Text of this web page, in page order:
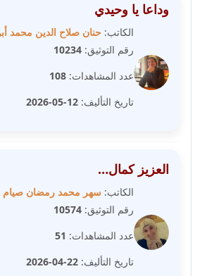
مدونة سهر صيام
عاملة
مدونة سهى الضاوي
عاملة
مدونة سوميه الالفي
وداعا يا وحيدي
الكاتب: حنان صلاح الدين محمد
رقم التوثيق: 10234
عدد المشاهدات: 108
تاريخ التأليف: 12-05-2026
العزيز كمال…
الكاتب: سهر محمد رمضان صيام
رقم التوثيق: 10574
عدد المشاهدات: 51
تاريخ التأليف: 22-04-2026